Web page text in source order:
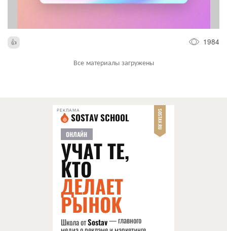
1984
Все материалы загружены
РЕКЛАМА